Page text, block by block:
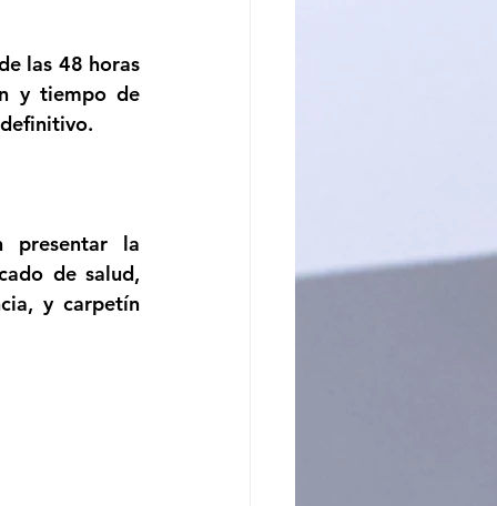
las 48 horas
y tiempo de
la
de salud,
y carpetín